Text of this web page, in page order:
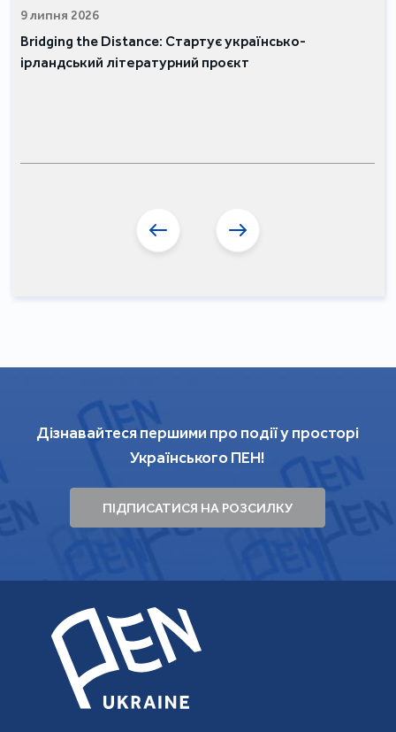
9 липня 2026
Bridging the Distance: Стартує українсько-
ірландський літературний проєкт
Дізнавайтеся першими про події у просторі
Українського ПЕН!
ПІДПИСАТИСЯ НА РОЗСИЛКУ